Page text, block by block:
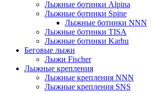
Лыжные ботинки Alpina
Лыжные ботинки Spine
Лыжные ботинки NNN
Лыжные ботинки TISA
Лыжные ботинки Karhu
Беговые лыжи
Лыжи Fischer
Лыжные крепления
Лыжные крепления NNN
Лыжные крепления SNS